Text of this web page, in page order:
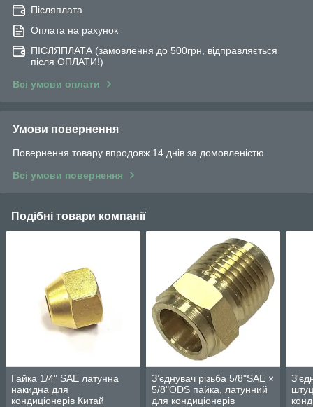
Післяплата
Оплата на рахунок
ПІСЛЯПЛАТА (замовлення до 500грн, відправляється
після ОПЛАТИ!)
Всі умови оплати
Умови повернення
Повернення товару впродовж 14 днів за домовленістю
Всі умови повернення
Подібні товари компанії
Гайка 1/4" SAE латунна
накидна для
кондиціонерів Китай
Зʼєднувач різьба 5/8"SAE ×
5/8"ODS пайка, латунний
для кондиціонерів